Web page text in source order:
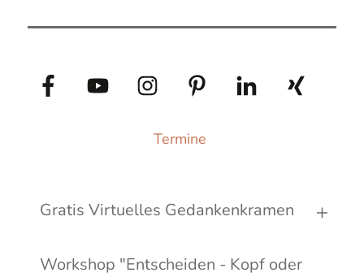
Termine
Gratis Virtuelles Gedankenkramen
Workshop "Entscheiden - Kopf oder